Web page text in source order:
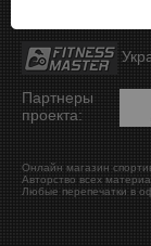
Партнеры
проекта:
Онлайн магазин
Авторство всех
Любые перепечатки в